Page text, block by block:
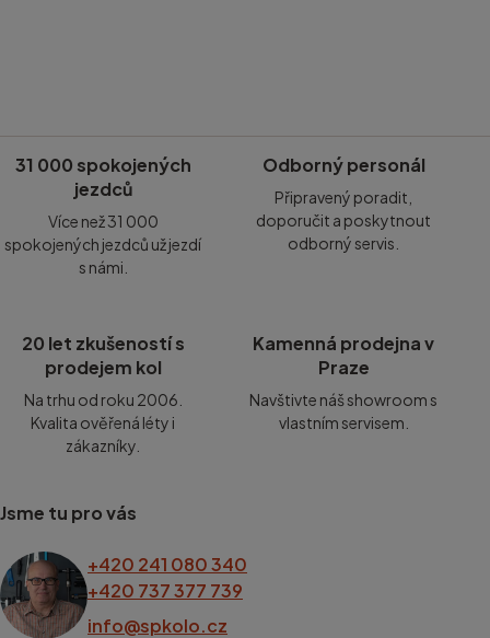
31 000 spokojených
jezdců
Více než 31 000
spokojených jezdců už jezdí
s námi.
Odborný personál
Připravený poradit,
doporučit a poskytnout
odborný servis.
20 let zkušeností s
prodejem kol
Na trhu od roku 2006.
Kvalita ověřená léty i
zákazníky.
Kamenná prodejna v
Praze
Navštivte náš showroom s
vlastním servisem.
Jsme tu pro vás
+420 241 080 340
+420 737 377 739
info@spkolo.cz